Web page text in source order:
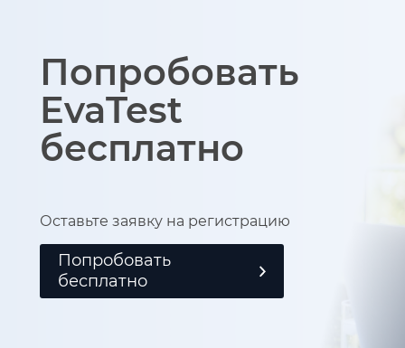
Попробовать
EvaTest
бесплатно
Оставьте заявку на регистрацию
Попробовать
бесплатно